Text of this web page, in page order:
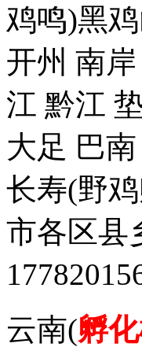
鸡鸣)黑
开州 南
江 黔江
大足 巴
长寿(野
市各区县
云南(孵